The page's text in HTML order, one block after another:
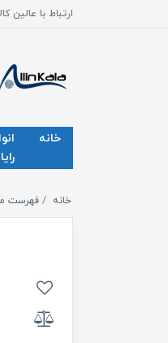
ارتباط با عالین
خانه
خانه فهرست